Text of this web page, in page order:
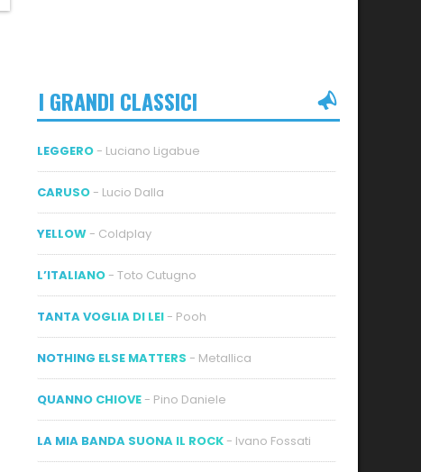
I GRANDI CLASSICI
LEGGERO - Luciano Ligabue
CARUSO - Lucio Dalla
YELLOW - Coldplay
L’ITALIANO - Toto Cutugno
TANTA VOGLIA DI LEI - Pooh
NOTHING ELSE MATTERS - Metallica
QUANNO CHIOVE - Pino Daniele
LA MIA BANDA SUONA IL ROCK - Ivano Fossati